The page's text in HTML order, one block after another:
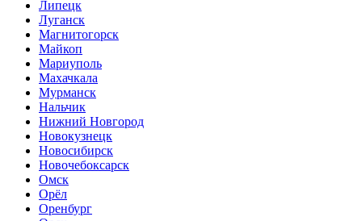
Липецк
Луганск
Магнитогорск
Майкоп
Мариуполь
Махачкала
Мурманск
Нальчик
Нижний Новгород
Новокузнецк
Новосибирск
Новочебоксарск
Омск
Орёл
Оренбург